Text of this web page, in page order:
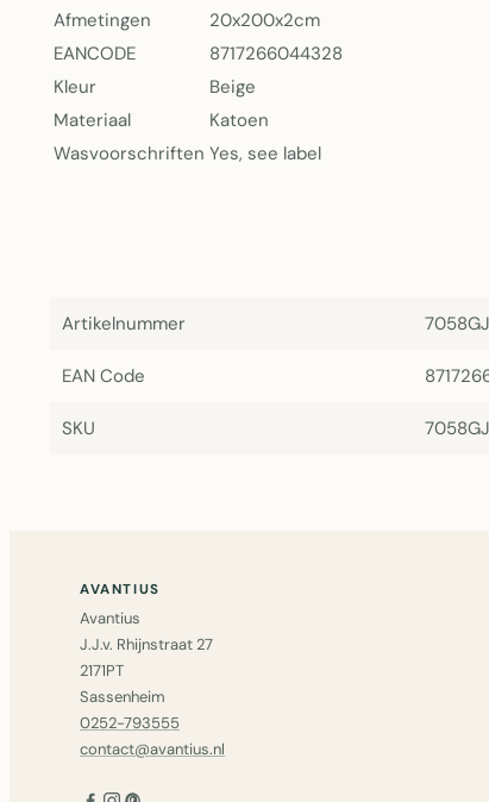
Afmetingen
20x200x2cm
EANCODE
8717266044328
Kleur
Beige
Materiaal
Katoen
Wasvoorschriften Yes, see label
Artikelnummer
EAN Code
SKU
AVANTIUS
Avantius
J.J.v. Rhijnstraat 27
2171PT
Sassenheim
0252-793555
contact@avantius.nl